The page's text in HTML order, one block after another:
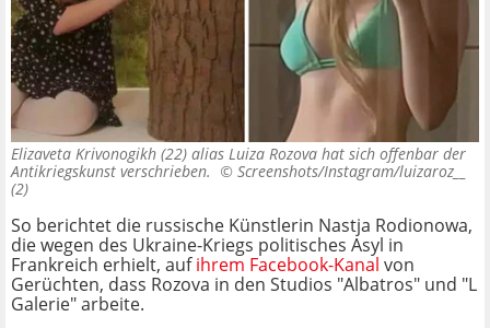
Elizaveta Krivonogikh (22) alias Luiza Rozova hat sich offenbar der
Antikriegskunst verschrieben. © Screenshots/Instagram/luizaroz__
(2)
So berichtet die russische Künstlerin Nastja Rodionowa,
die wegen des Ukraine-Kriegs politisches Asyl in
Frankreich erhielt, aufihrem Facebook-Kanal von
Gerüchten, dass Rozova in den Studios "Albatros" und "L
Galerie" arbeite.